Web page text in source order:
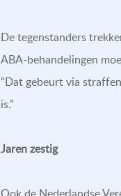
De tegenstanders
ABA-behandelingen
“Dat gebeurt via
is.”
Jaren zestig
Ook de Nederlandse